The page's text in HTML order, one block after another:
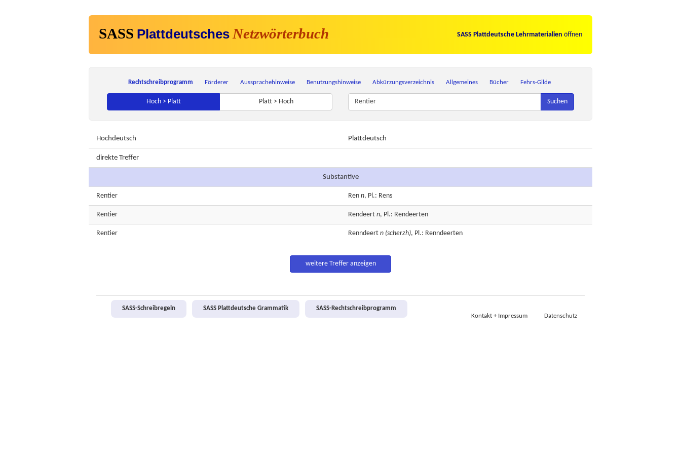
SASS Plattdeutsches Netzwörterbuch SASS Plattdeutsche Lehrmaterialien öffnen
Rechtschreibprogramm Förderer Aussprachehinweise Benutzungshinweise Abkürzungsverzeichnis Allgemeines Bücher Fehrs-Gilde
Hoch > Platt Platt > Hoch Suchen
Hochdeutsch Plattdeutsch
direkte Treffer
Substantive
Rentier Ren n, Pl.: Rens
Rentier Rendeert n, Pl.: Rendeerten
Rentier Renndeert n (scherzh), Pl.: Renndeerten
weitere Treffer anzeigen
SASS-Schreibregeln SASS Plattdeutsche Grammatik
SASS-Rechtschreibprogramm
Kontakt + Impressum
Datenschutz